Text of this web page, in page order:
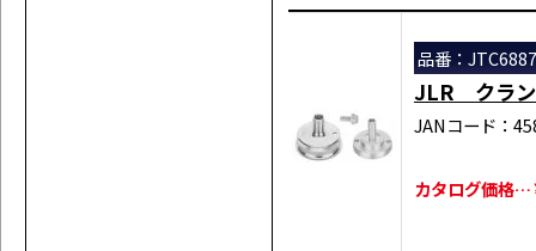
品番：JTC6887
JLR クラン
JANコード：
カタログ価格